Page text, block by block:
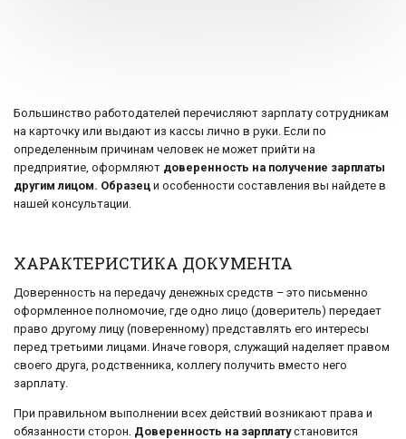
Большинство работодателей перечисляют зарплату сотрудникам
на карточку или выдают из кассы лично в руки. Если по
определенным причинам человек не может прийти на
предприятие, оформляют доверенность на получение зарплаты
другим лицом. Образец и особенности составления вы найдете в
нашей консультации.
ХАРАКТЕРИСТИКА ДОКУМЕНТА
Доверенность на передачу денежных средств – это письменно
оформленное полномочие, где одно лицо (доверитель) передает
право другому лицу (поверенному) представлять его интересы
перед третьими лицами. Иначе говоря, служащий наделяет правом
своего друга, родственника, коллегу получить вместо него
зарплату.
При правильном выполнении всех действий возникают права и
обязанности сторон. Доверенность на зарплатустановится